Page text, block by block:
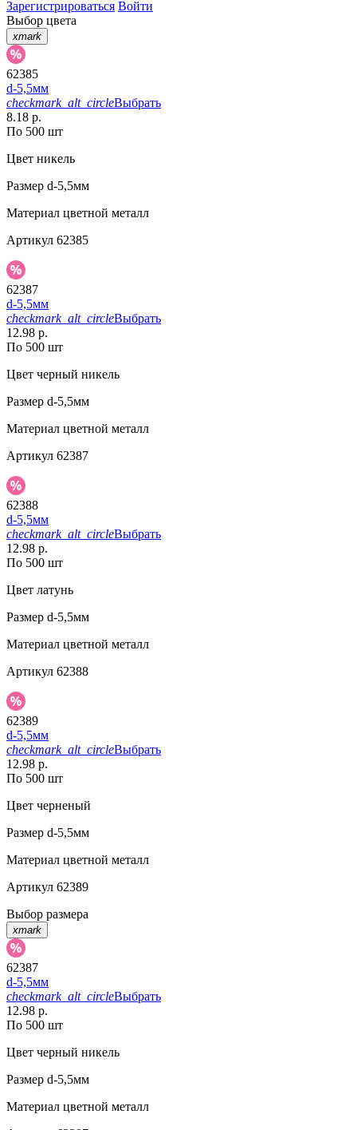
Зарегистрироваться Войти
Выбор цвета
xmark
62385
d-5,5мм
checkmark_alt_circleВыбрать
8.18 р.
По 500 шт
Цвет никель
Размер d-5,5мм
Материал цветной металл
Артикул 62385
62387
d-5,5мм
checkmark_alt_circleВыбрать
12.98 р.
По 500 шт
Цвет черный никель
Размер d-5,5мм
Материал цветной металл
Артикул 62387
62388
d-5,5мм
checkmark_alt_circleВыбрать
12.98 р.
По 500 шт
Цвет латунь
Размер d-5,5мм
Материал цветной металл
Артикул 62388
62389
d-5,5мм
checkmark_alt_circleВыбрать
12.98 р.
По 500 шт
Цвет черненый
Размер d-5,5мм
Материал цветной металл
Артикул 62389
Выбор размера
xmark
62387
d-5,5мм
checkmark_alt_circleВыбрать
12.98 р.
По 500 шт
Цвет черный никель
Размер d-5,5мм
Материал цветной металл